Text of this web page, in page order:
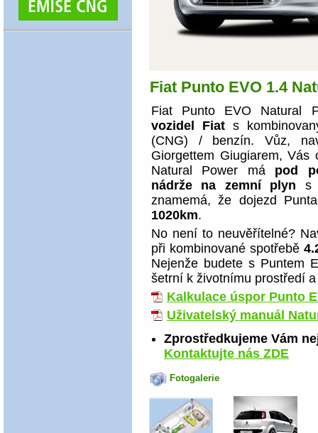
Fiat Punto EVO 1.4
Fiat Punto EVO Natural
vozidel Fiat s
(CNG) / benzín. Vůz,
Giorgettem Giugiarem,
Natural Power má pod
nádrže na zemní plyn s
znamemá, že dojezd
1020km.
No není to neuvěřítelné?
při kombinované spotřebě
Nejenže budete s Puntem
šetrní k životnímu prostředí
Kalkulace úspor Punto
Uživatelský manuál
Zprostředkujeme Vám
Kontaktujte nás ZDE
Fotogalerie